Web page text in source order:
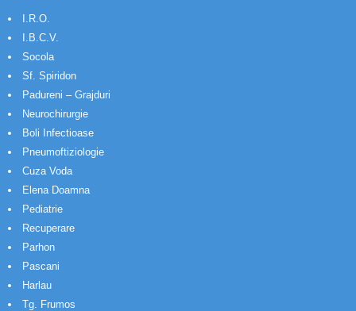
I.R.O.
I.B.C.V.
Socola
Sf. Spiridon
Padureni – Grajduri
Neurochirurgie
Boli Infectioase
Pneumoftiziologie
Cuza Voda
Elena Doamna
Pediatrie
Recuperare
Parhon
Pascani
Harlau
Tg. Frumos